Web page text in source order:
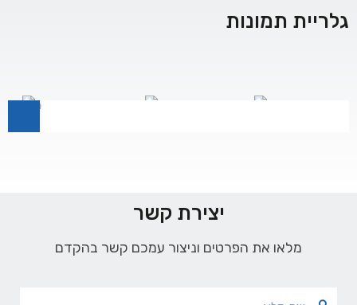
גלריית תמונות
יצירת קשר
מלאו את הפרטים וניצור עמכם קשר בהקדם